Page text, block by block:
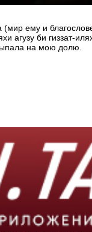
ему и
на мою долю.